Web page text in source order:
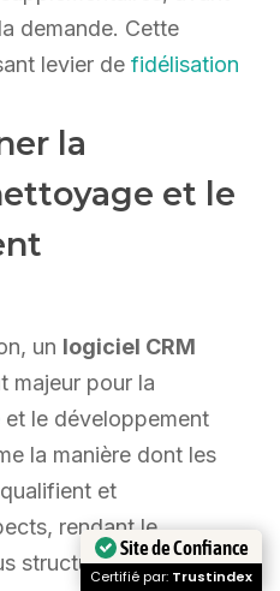
demande. Cette
levier de fidélisation
la
et le
un logiciel CRM
majeur pour la
et le développement
la manière dont les
et
rendant le
structuré, plus
Site de Confiance
Certifié par: Trustindex